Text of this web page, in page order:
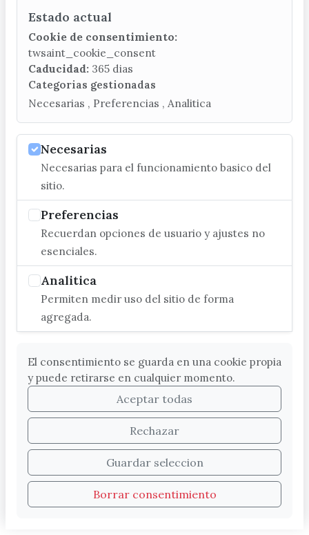
afrancesado apoyado militarmente
por las tropas francesas instaladas
en la fortaleza dividió
radicalmente a la población
formando dos bandos
irreconciliables que se disputarían
amparados en la alternativa de
periodos conservadores o
absolutistas y liberales. La crisis
política se consolidaría a nivel
demográfico y social con distintas
epidemias de cólera morbo, la
filoxera que destruyó la viticultura
comarcana y los terremotos de
1884-5.
Hacia mediados del siglo XIX,
Vélez-Málaga y su comarca
económico tras la crisis de inicios
del siglo propiciada por la Guerra
de la Independencia, que se
traducirá en un notable
crecimiento demográfico. Pero
esta expansión se vio frenada en
las últimas décadas del siglo,
cuando la filoxera irrumpe en
Málaga en 1878, afectando a la
Estado actual
Cookie de consentimiento:
twsaint_cookie_consent
Caducidad: 365 dias
Categorias gestionadas
Necesarias , Preferencias , Analitica
Necesarias
Necesarias para el funcionamiento basico del
sitio.
Preferencias
Recuerdan opciones de usuario y ajustes no
esenciales.
Analitica
Permiten medir uso del sitio de forma
agregada.
El consentimiento se guarda en una cookie propia
y puede retirarse en cualquier momento.
Aceptar todas
Rechazar
Guardar seleccion
Borrar consentimiento